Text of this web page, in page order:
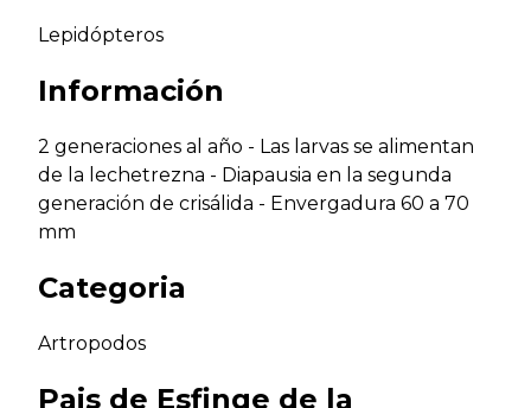
Lepidópteros
Información
2 generaciones al año - Las larvas se alimentan
de la lechetrezna - Diapausia en la segunda
generación de crisálida - Envergadura 60 a 70
mm
Categoria
Artropodos
Pais de Esfinge de la